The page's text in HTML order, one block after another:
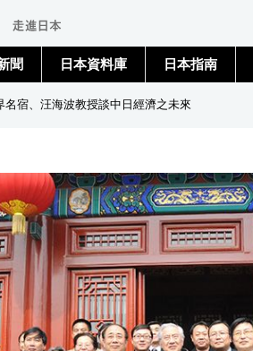
聞 日本資料庫 日本指南
名宿、汪海波教授談中日經濟之未來